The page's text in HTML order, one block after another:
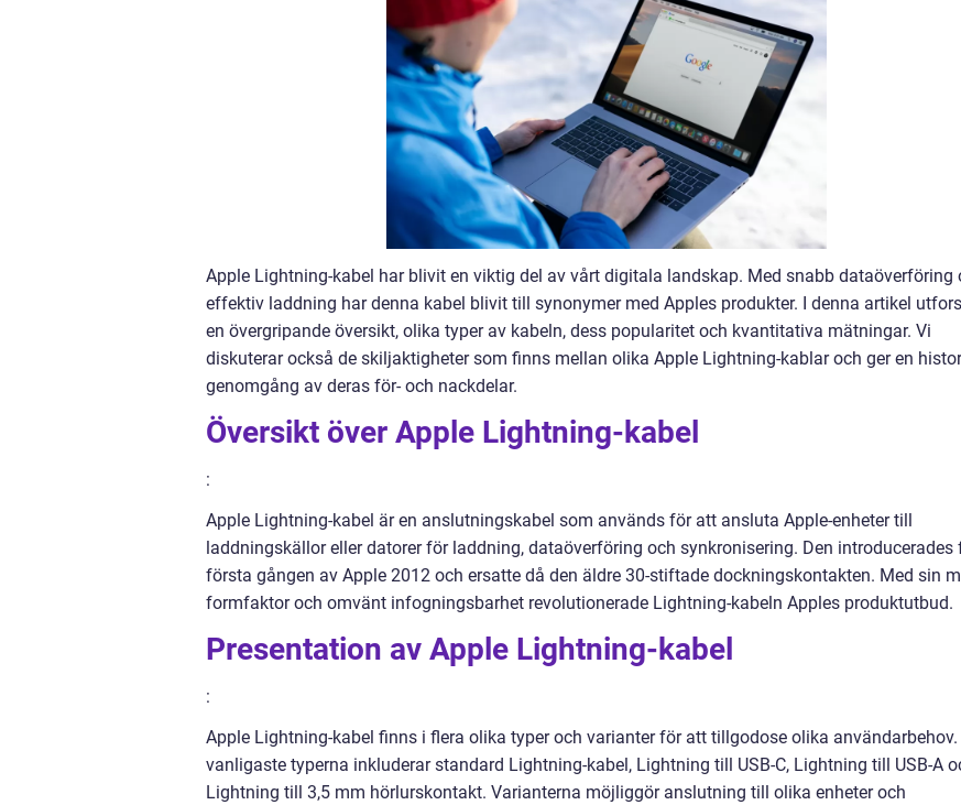
Apple Lightning-kabel har blivit en viktig del av vårt digitala landskap. Med snabb dataöverföring
effektiv laddning har denna kabel blivit till synonymer med Apples produkter. I denna artikel
en övergripande översikt, olika typer av kabeln, dess popularitet och kvantitativa mätningar. Vi
diskuterar också de skiljaktigheter som finns mellan olika Apple Lightning-kablar och ger en
genomgång av deras för- och nackdelar.
Översikt över Apple Lightning-kabel
:
Apple Lightning-kabel är en anslutningskabel som används för att ansluta Apple-enheter till
laddningskällor eller datorer för laddning, dataöverföring och synkronisering. Den introducerades
första gången av Apple 2012 och ersatte då den äldre 30-stiftade dockningskontakten. Med sin
formfaktor och omvänt infogningsbarhet revolutionerade Lightning-kabeln Apples produktutbud.
Presentation av Apple Lightning-kabel
:
Apple Lightning-kabel finns i flera olika typer och varianter för att tillgodose olika användarbehov.
vanligaste typerna inkluderar standard Lightning-kabel, Lightning till USB-C, Lightning till USB-A
Lightning till 3,5 mm hörlurskontakt. Varianterna möjliggör anslutning till olika enheter och